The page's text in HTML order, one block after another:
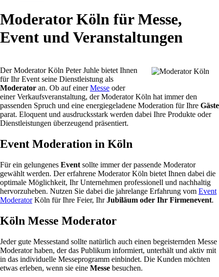
Moderator Köln für Messe,
Event und Veranstaltungen
Der Moderator Köln Peter Juhle bietet Ihnen
für Ihr Event seine Dienstleistung als
Moderator an. Ob auf einerMesse oder
einer Verkaufsveranstaltung, der Moderator Köln hat immer den
passenden Spruch und eine energiegeladene Moderation für Ihre Gäste
parat. Eloquent und ausdrucksstark werden dabei Ihre Produkte oder
Dienstleistungen überzeugend präsentiert.
Event Moderation in Köln
Für ein gelungenes Event sollte immer der passende Moderator
gewählt werden. Der erfahrene Moderator Köln bietet Ihnen dabei die
optimale Möglichkeit, Ihr Unternehmen professionell und nachhaltig
hervorzuheben. Nutzen Sie dabei die jahrelange Erfahrung vom Event
ModeratorKöln für Ihre Feier, IhrJubiläum oder Ihr Firmenevent.
Köln Messe Moderator
Jeder gute Messestand sollte natürlich auch einen begeisternden Messe
Moderator haben, der das Publikum informiert, unterhält und aktiv mit
in das individuelle Messeprogramm einbindet. Die Kunden möchten
etwas erleben, wenn sie eine Messe besuchen.